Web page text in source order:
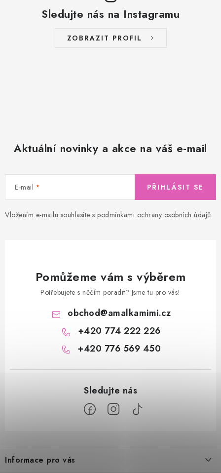
Sledujte nás na Instagramu
ZOBRAZIT PROFIL
Aktuální novinky a akce na váš e-mail
E-mail
Vložením e-mailu souhlasíte s podmínkami ochrany osobních údajů
PŘIHLÁSIT SE
Pomůžeme vám s výběrem
Potřebujete s něčím poradit? Jsme tu pro vás!
obchod@amalkamimi.cz
+420 774 222 226
+420 776 569 450
pInformace pro vás